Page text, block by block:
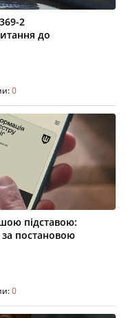
2
до
0
підставою:
постановою
0